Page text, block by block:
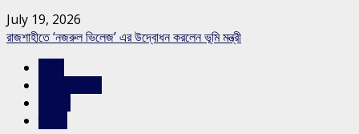
July 19, 2026
রাজশাহীতে ‘নজরুল ভিলেজ’ এর উদ্বোধন করলেন ভূমি মন্ত্রী